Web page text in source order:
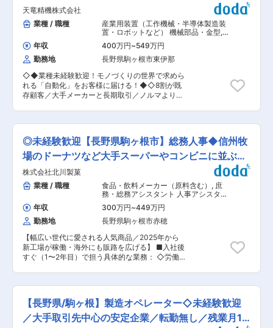
社の定める業務
時間、有休消化日数13.2日（2023年度実績）と
働きやすい環境が整っています。さらに、平均勤
続20.4年と高い定着率を誇り、安定的に長期就業
が可能です。半導体や電子部品などあらゆるモノ
づくりの現場に欠かせない「空気圧機器」を扱
い、需要の安定した産業での勤務となります。 ■
当社の魅力： 当社は、産業用ロボットをはじめ、
様々な工作機械に利用される空気圧機器を開発す
ることで、あらゆる産業の自動化・省力化を支え
ています。地球上のどこにいても無限に得られる
術は、ほとんどの産業の生産・物流ラインで活用
されています。また、働きやすい環境と高い定着
範囲：会社の定める業務
築くことが大切な仕事です！ ※飛び込みなどの新
規開拓の営業ではありません。 ※いきなり無理な
目標を設けません。 ■入社後の流れ ご入社後は
配送業務や営業に補助的についていただき業務の
流れを習得します。資格取得ができ次第、ひとり
立ちして業務を担当していただきます。 先輩社員
がマンツーマンで指導し、業務の基本から営業ス
キルまで丁寧に教えますのでご安心下さい！ ＼
未経験でも安心！手厚い教育体制 ／ 資格取得の
支援制度が充実！当社の定める資格取得に要する
費用（テキスト代・講習会受験料、受講料、交通
においては社内外にて、資格取得のための準備講
習がございますので未経験の方もご安心下さい！
事実、未経験で入社され活躍している方も多数在
籍しています！ ■やりがい・魅力 〜仕事を通し
て『この街の毎日に必要な1人に』を実感！〜 ・
生活関連総合商社として取り扱う製品はエネルギ
ー・インフラ（LPガス・電気・ガス・太陽光発電
など）のほか、ライフサポート（住宅設備・リフ
ォーム・保険・レジャー）まで多岐に渡ってお
り、担当エリアのお客様から頼られる存在です！
・飛び込み営業や新規開拓はなく、すでに関係性
のあるお客様への提案営業が中心。定期的な保安
点検や集金業務を通じて信頼関係を構築していき
休日120日！仕事と家庭の両立可能！ ◎社員割引
でガソリン代がお得に！経済的にも嬉しい特典が
長く腰を据えて働けます。 ◎充実した福利厚生制
度が整っており、退職金制度や賞与など、社員の
生活をしっかりサポートします。 変更の範囲：会
経験◎
天竜精機株式会社
業種 / 職種
産業用装置（工作機械・半導体製造装
置・ロボットなど） 機械部品・金型,
装置・工作機械・産業機械営業（国
内） 精密機械・計測機器・分析機器・
光学製品営業（国内）
年収 400万円~549万円
勤務地
長野県駒ヶ根市東伊那
◇◆業種未経験歓迎！モノづくりの世界で求めら
れる「自動化」をお客様に届ける！◆◇8割が既
存顧客／大手メーカーと長期取引／ノルマより
術力を誇り、国内トップメーカーとの取引実績が
豊富 - 自社一貫生産体制を構築し、オーダーメイ
ド設計が8割以上を占めるため、多様な技術に触
れられる -入社直後の現場研修があり、業務内容
の理解を深めるためのサポート体制が整っている
- 福利厚生が充実しており、確定拠出年金、従業
員持ち株制度、表彰制度などがある - WEB商談や
フレックス制度など、働きやすい環境づくりに努
めている ■業務内容 -案件の8割以上がオーダー
メイドの自動機の製造、販売を担当 -お困りごと
をヒアリングし、ソリューション提案を行う法人
営業 ■社員インタビュー
https://recruit.tenryuseiki.co.jp/interview/ ■将来
的に期待する役割 -お客様の「困りごと」「人手
不足」「非効率」を解決するFA Total Solution
Companyを目指す -信頼される営業マンとして、
組織状況 -現在、組織体制や事業方針で変革期を
迎えています -お客様の声に耳を傾け、深い提案
ができる営業組織を目指して変革中 ■働く環境 -
◎未経験歓迎【長野県駒ヶ根市】総務人事◆信州牧
場のドーナツなど大手スーパーやコンビニに並ぶ商
品を展開
株式会社北川製菓
業種 / 職種
食品・飲料メーカー（原料含む） , 庶
務・総務アシスタント 人事アシスタン
ト
年収 300万円~449万円
勤務地
長野県駒ヶ根市赤穂
【幅広い世代に愛される人気商品／2025年から
新工場が稼働・海外にも販路を広げる】 ■入社後
すぐ（1〜2年目）で担う具体的な業務： ◇労働
の集約、是正対応のフォロー等） ・労災防止に向
けたルール・マニュアルの運用、社内周知 ・安全
衛生委員会の運営補助、議事録作成 ◇施設管理・
総務業務 ・建物・設備・備品の管理、修繕・メン
テナンス対応 ・業者対応（清掃、点検、工事等）
【長野県/駒ヶ根】製造オペレーター◇未経験歓迎
／大手取引先中心の安定企業／転勤無し／残業月15